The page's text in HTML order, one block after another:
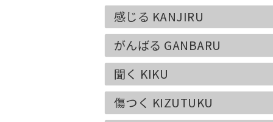
感じる KANJIRU
がんばる GANBARU
聞く KIKU
傷つく KIZUTUKU